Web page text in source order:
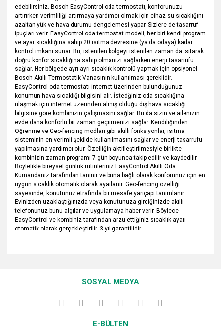
edebilirsiniz. Bosch EasyControl oda termostatı, konforunuzu
artırırken verimliliği artırmaya yardımcı olmak için cihaz su sıcaklığını
azaltan yük ve hava durumu dengelemesi yapar. Sizlere de tasarruf
ipuçları verir. EasyControl oda termostat modeli, her biri kendi program
ve ayar sıcaklığına sahip 20 ısıtma devresine (ya da odaya) kadar
kontrol imkanı sunar. Bu, istenilen bölgeyi istenilen zaman da ısıtarak
doğru konfor sıcaklığına sahip olmanızı sağlarken enerji tasarrufu
sağlar. Her bölgede ayrı ayrı sıcaklık kontrolü yapmak için opsiyonel
Bosch Akıllı Termostatik Vanasının kullanılması gereklidir.
EasyControl oda termostatı internet üzerinden bulunduğunuz
konumun hava sıcaklığı bilgisini alır. İstedğiniz oda sıcaklığına
ulaşmak için internet üzerinden almış olduğu dış hava sıcaklığı
bilgisine göre kombinizin çalışmasını sağlar. Bu da sizin ve ailenizin
evde daha konforlu bir zaman geçirmenizi sağlar. Kendiliğinden
Öğrenme ve Geo-fencing modları gibi akıllı fonksiyonlar, ısıtma
sisteminin en verimli şekilde kullanılmasını sağlar ve enerji tasarrufu
yapılmasına yardımcı olur. Özelliğin aktifleştirilmesiyle birlikte
kombinizin zaman programı 7 gün boyunca takip edilir ve kaydedilir.
Böylelikle bireysel günlük rutinleriniz EasyControl Akıllı Oda
Kumandanız tarafından tanınır ve buna bağlı olarak konforunuz için en
uygun sıcaklık otomatik olarak ayarlanır. Geo-fencing özelliği
sayesinde, konutunuz etrafında bir mesafe yarıçapı tanımlanır.
Evinizden uzaklaştığınızda veya konutunuza girdiğinizde akıllı
telefonunuz bunu algılar ve uygulamaya haber verir. Böylece
EasyControl ve kombiniz tarafından arzu ettiğiniz sıcaklık ayarı
otomatik olarak gerçekleştirilir. 3 yıl garantilidir.
kullanarak tarafımıza iletebilirsiniz.
Görüş ve önerileriniz için teşekkür ederiz.
Ürün açıklamasında eksik bilgiler bulunuyor.
SOSYAL MEDYA
E-BÜLTEN